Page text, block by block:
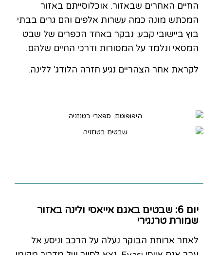
החיים האחרים שבאזור. אוכלוסייתם באזור
המכתש מונה כמה עשרות אלפים והם גרים בבתי
בוץ ביישובי קבע. נבקר באחד הכפרים של שבט
המסאי ונלמד על המסורות ודרכי החיים שלהם.
לקראת אחר הצהריים נגיע חזרה הלודג' ללינה.
יום 6: שבטים באגם אייאסי ולינה באזור
שמורת טרנגירי
לאחר ארוחת הבוקר נעלה על הרכב וניסע אל